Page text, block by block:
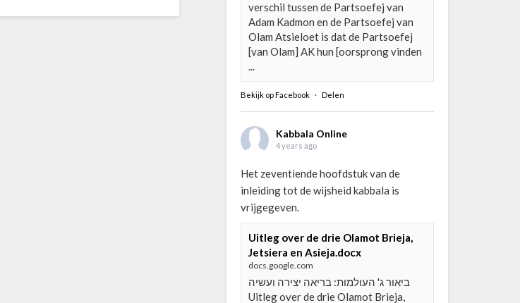
verschil tussen de Partsoefej van
Adam Kadmon en de Partsoefej van
Olam Atsieloet is dat de Partsoefej
[van Olam] AK hun [oorsprong vinden
...
Bekijk op Facebook · Delen
Kabbala Online
4 years ago
Het zeventiende hoofdstuk van de
inleiding tot de wijsheid kabbala is
vrijgegeven.
Uitleg over de drie Olamot Brieja,
Jetsiera en Asieja.docx
docs.google.com
ביאור ג' העולמות: בריאה יצירה ועשיה
Uitleg over de drie Olamot Brieja,